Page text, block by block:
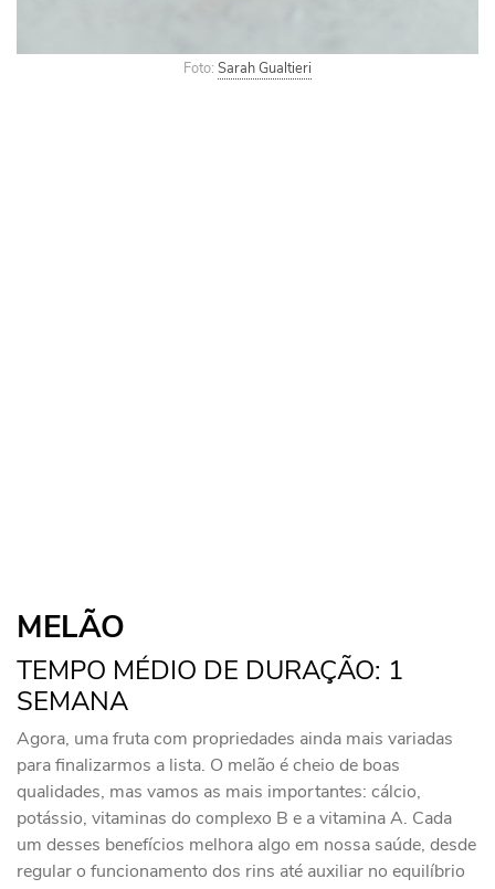
Foto: Sarah Gualtieri
MELÃO
TEMPO MÉDIO DE DURAÇÃO: 1
SEMANA
Agora, uma fruta com propriedades ainda mais variadas
para finalizarmos a lista. O melão é cheio de boas
qualidades, mas vamos as mais importantes: cálcio,
potássio, vitaminas do complexo B e a vitamina A. Cada
um desses benefícios melhora algo em nossa saúde, desde
regular o funcionamento dos rins até auxiliar no equilíbrio